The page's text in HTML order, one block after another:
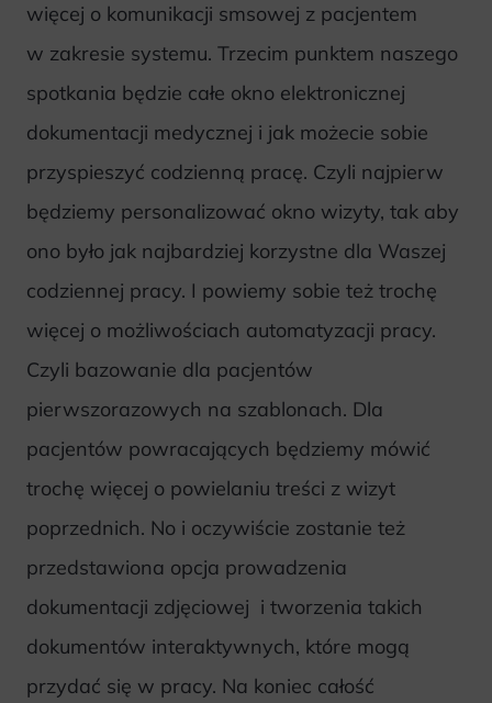
więcej o komunikacji smsowej z pacjentem
w zakresie systemu. Trzecim punktem naszego
spotkania będzie całe okno elektronicznej
dokumentacji medycznej i jak możecie sobie
przyspieszyć codzienną pracę. Czyli najpierw
będziemy personalizować okno wizyty, tak aby
ono było jak najbardziej korzystne dla Waszej
codziennej pracy. I powiemy sobie też trochę
więcej o możliwościach automatyzacji pracy.
Czyli bazowanie dla pacjentów
pierwszorazowych na szablonach. Dla
pacjentów powracających będziemy mówić
trochę więcej o powielaniu treści z wizyt
poprzednich. No i oczywiście zostanie też
przedstawiona opcja prowadzenia
dokumentacji zdjęciowej i tworzenia takich
dokumentów interaktywnych, które mogą
przydać się w pracy. Na koniec całość